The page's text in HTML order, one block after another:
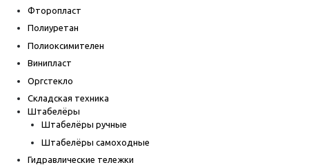
Фторопласт
Полиуретан
Полиоксимителен
Винипласт
Оргстекло
Складская техника
Штабелёры
Штабелёры ручные
Штабелёры самоходные
Гидравлические тележки